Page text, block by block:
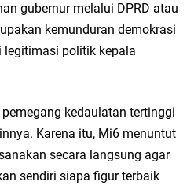
gubernur melalui DPRD atau
kemunduran demokrasi
legitimasi politik kepala
kedaulatan tertinggi
Karena itu, Mi6 menuntut
secara langsung agar
sendiri siapa figur terbaik